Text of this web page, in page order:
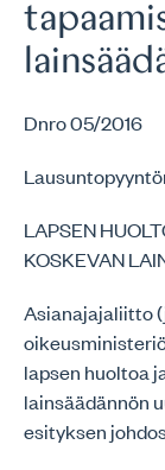
Dnro 05/2016
LAPSEN
KOSKEVAN
Asianajajaliitto
lapsen huoltoa
lainsäädännön
esityksen